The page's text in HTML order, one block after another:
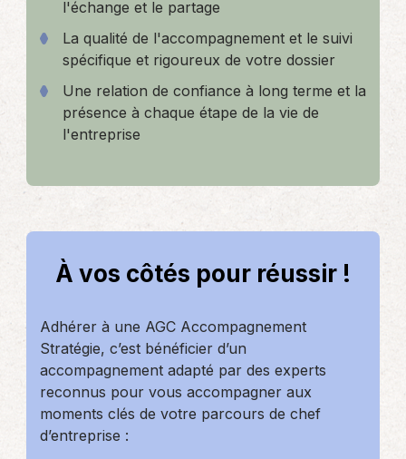
l'échange et le partage
La qualité de l'accompagnement et le suivi
spécifique et rigoureux de votre dossier
Une relation de confiance à long terme et la
présence à chaque étape de la vie de
l'entreprise
À vos côtés pour réussir !
Adhérer à une AGC Accompagnement
Stratégie, c’est bénéficier d’un
accompagnement adapté par des experts
reconnus pour vous accompagner aux
moments clés de votre parcours de chef
d’entreprise :